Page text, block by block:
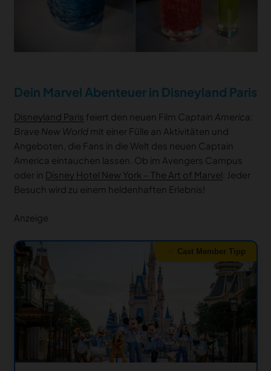
Dein Marvel Abenteuer in Disneyland Paris
Disneyland Paris feiert den neuen Film Captain America:
Brave New Worldmit einer Fülle an Aktivitäten und
Angeboten, die Fans in die Welt des neuen Captain
America eintauchen lassen. Ob im Avengers Campus
oder in Disney Hotel New York – The Art of Marvel : Jeder
Besuch wird zu einem heldenhaften Erlebnis!
Anzeige
Cast Member Tipp